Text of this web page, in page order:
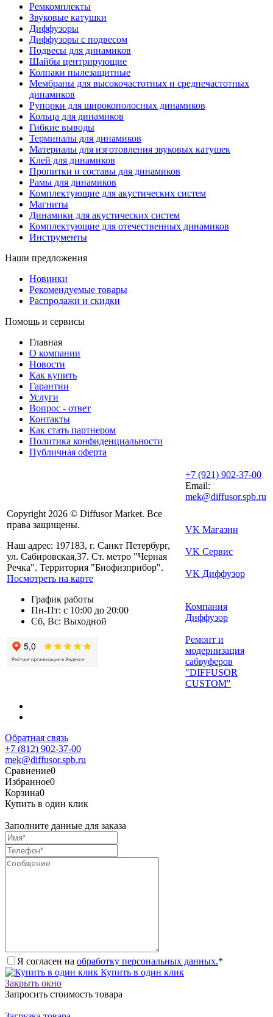
Ремкомплекты
Звуковые катушки
Диффузоры
Диффузоры с подвесом
Подвесы для динамиков
Шайбы центрирующие
Колпаки пылезащитные
Мембраны для высокочастотных и среднечастотных
динамиков
Рупорки для широкополосных динамиков
Кольца для динамиков
Гибкие выводы
Терминалы для динамиков
Материалы для изготовления звуковых катушек
Клей для динамиков
Пропитки и составы для динамиков
Рамы для динамиков
Комплектующие для акустических систем
Магниты
Динамики для акустических систем
Комплектующие для отечественных динамиков
Инструменты
Наши предложения
Новинки
Рекомендуемые товары
Распродажи и скидки
Помощь и сервисы
Главная
О компании
Новости
Как купить
Гарантии
Услуги
Вопрос - ответ
Контакты
Как стать партнером
Политика конфиденциальности
Публичная оферта
Copyright 2026 © Diffusor Market. Все
права защищены.
Наш адрес: 197183, г. Санкт Петербург,
ул. Сабировская,37. Ст. метро "Черная
Речка". Территория "Биофизприбор".
Посмотреть на карте
График работы
Пн-Пт: с 10:00 до 20:00
Сб, Вс: Выходной
+7 (921) 902-37-00
Email:
mek@diffusor.spb.ru
VK Магазин
VK Сервис
VK Диффузор
Компания
Диффузор
Ремонт и
модернизация
сабвуферов
"DIFFUSOR
CUSTOM"
Обратная связь
+7 (812) 902-37-00
mek@diffusor.spb.ru
Сравнение0
Избранное0
Корзина0
Купить в один клик
Заполните данные для заказа
Я согласен на обработку персональных данных.*
Купить в один клик
Закрыть окно
Запросить стоимость товара